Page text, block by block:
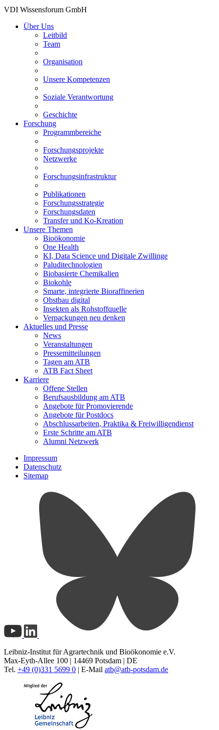
VDI Wissensforum GmbH
Über Uns
Leitbild
Team
Organisation
Unsere Kompetenzen
Soziale Verantwortung
Geschichte
Forschung
Programmbereiche
Forschungsprojekte
Netzwerke
Forschungsinfrastruktur
Publikationen
Forschungsstrategie
Forschungsdaten
Transfer und Ko-Kreation
Unsere Themen
Bioökonomie
One Health
KI, Data Science und Digitale Zwillinge
Paluditechnologien
Biobasierte Chemikalien
Biokohle
Smarte, integrierte Bioraffinerien
Obstbau digital
Insekten als Rohstoffquelle
Verpackungen neu denken
Aktuelles und Presse
News
Veranstaltungen
Pressemitteilungen
Tagen am ATB
ATB Fact Sheet
Karriere
Offene Stellen
Berufsausbildung am ATB
Angebote für Promovierende
Angebote für Postdocs
Abschlussarbeiten, Praktika & Freiwilligendienst
Erste Schritte am ATB
Alumni Netzwerk
Impressum
Datenschutz
Sitemap
Leibniz-Institut für Agrartechnik und Bioökonomie e.V.
Max-Eyth-Allee 100 | 14469 Potsdam | DE
Tel. +49 (0)331 5699 0 | E-Mail atb@atb-potsdam.de